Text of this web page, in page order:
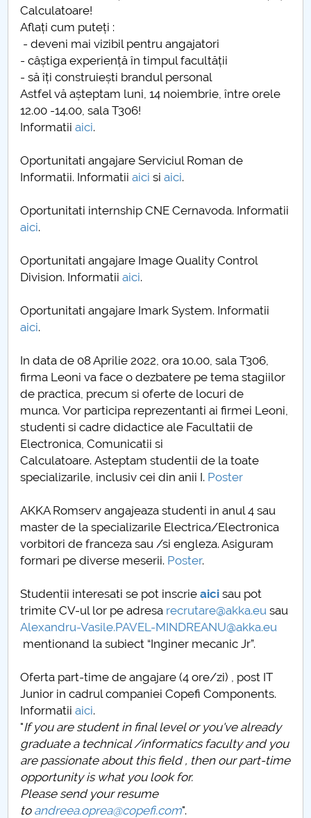
Calculatoare!
Aflați cum puteți :
- deveni mai vizibil pentru angajatori
- câștiga experiență în timpul facultății
- să îți construiești brandul personal
Astfel vă așteptam luni, 14 noiembrie, între orele
12.00 -14.00, sala T306!
Informatiiaici.
Oportunitati angajare Serviciul Roman de
Informatii. Informatiiaici siaici.
Oportunitati internship CNE Cernavoda. Informatii
aici.
Oportunitati angajare Image Quality Control
Division. Informatiiaici.
Oportunitati angajare Imark System. Informatii
aici.
In data de 08 Aprilie 2022, ora 10.00, sala T306,
firma Leoni va face o dezbatere pe tema stagiilor
de practica, precum si oferte de locuri de
munca. Vor participa reprezentanti ai firmei Leoni,
studenti si cadre didactice ale Facultatii de
Electronica, Comunicatii si
Calculatoare. Asteptam studentii de la toate
specializarile, inclusiv cei din anii I. Poster
AKKA Romserv angajeaza studenti in anul 4 sau
master de la specializarile Electrica/Electronica
vorbitori de franceza sau /si engleza. Asiguram
formari pe diverse meserii. Poster.
Studentii interesati se pot inscrieaici sau pot
trimite CV-ul lor pe adresa recrutare@akka.eu sau
Alexandru-Vasile.PAVEL-MINDREANU@akka.eu
mentionand la subiect “Inginer mecanic Jr”.
Oferta part-time de angajare (4 ore/zi) , post IT
Junior in cadrul companiei Copefi Components.
Informatiiaici.
"If you are student in final level or you've already
graduate a technical /informatics faculty and you
are passionate about this field , then our part-time
opportunity is what you look for.
Please send your resume
to andreea.oprea@copefi.com".